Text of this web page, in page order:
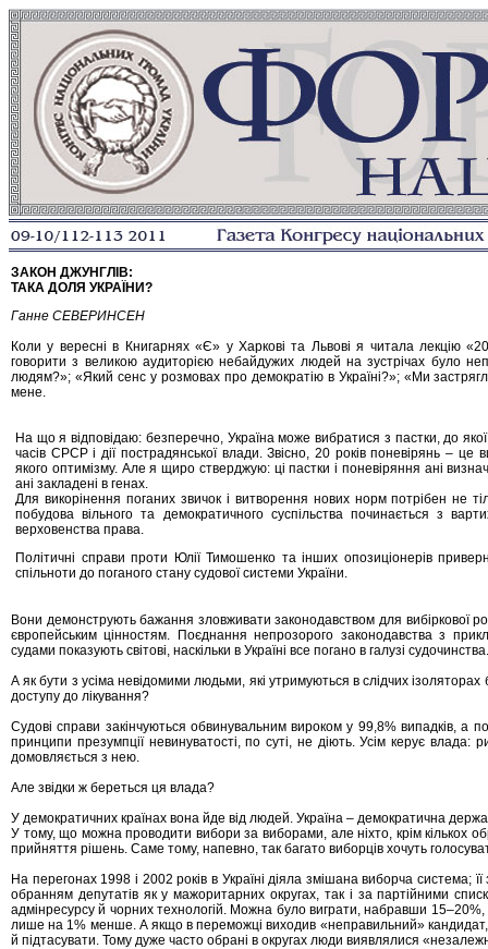
ЗАКОН ДЖУНГЛІВ:
ТАКА ДОЛЯ УКРАЇНИ?
Ганне СЕВЕРИНСЕН
Коли у вересні в Книгарнях «Є» у Харкові та Львові я читала лекцію
говорити з великою аудиторією небайдужих людей на зустрічах було
людям?»; «Який сенс у розмовах про демократію в Україні?»; «Ми
мене.
На що я відповідаю: безперечно, Україна може вибратися з пастки, до
часів СРСР і дії пострадянської влади. Звісно, 20 років поневірянь – це
якого оптимізму. Але я щиро стверджую: ці пастки і поневіряння ані
ані закладені в генах.
Для викорінення поганих звичок і витворення нових норм потрібен не
побудова вільного та демократичного суспільства починається з
верховенства права.
Політичні справи проти Юлії Тимошенко та інших опозиціонерів
спільноти до поганого стану судової системи України.
Вони демонструють бажання зловживати законодавством для вибіркової
європейським цінностям. Поєднання непрозорого законодавства з
судами показують світові, наскільки в Україні все погано в галузі судочинства.
А як бути з усіма невідомими людьми, які утримуються в слідчих
доступу до лікування?
Судові справи закінчуються обвинувальним вироком у 99,8% випадків, а
принципи презумпції невинуватості, по суті, не діють. Усім керує влада:
домовляється з нею.
Але звідки ж береться ця влада?
У демократичних країнах вона йде від людей. Україна – демократична
У тому, що можна проводити вибори за виборами, але ніхто, крім кількох
прийняття рішень. Саме тому, напевно, так багато виборців хочуть
На перегонах 1998 і 2002 років в Україні діяла змішана виборча система;
обранням депутатів як у мажоритарних округах, так і за партійними
адмінресурсу й чорних технологій. Можна було виграти, набравши
лише на 1% менше. А якщо в переможці виходив «неправильний» кандидат,
й підтасувати. Тому дуже часто обрані в округах люди виявлялися